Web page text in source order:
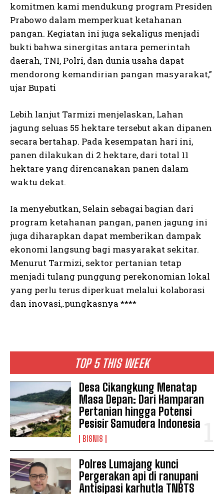
TOP 5 THIS WEEK
Desa Cikangkung Menatap
Masa Depan: Dari Hamparan
Pertanian hingga Potensi
Pesisir Samudera Indonesia
BISNIS
Polres Lumajang kunci
Pergerakan api di ranupani
Antisipasi karhutla TNBTS
komitmen kami mendukung program Presiden
Prabowo dalam memperkuat ketahanan
pangan. Kegiatan ini juga sekaligus menjadi
bukti bahwa sinergitas antara pemerintah
daerah, TNI, Polri, dan dunia usaha dapat
mendorong kemandirian pangan masyarakat,”
ujar Bupati
Lebih lanjut Tarmizi menjelaskan, Lahan
jagung seluas 55 hektare tersebut akan dipanen
secara bertahap. Pada kesempatan hari ini,
panen dilakukan di 2 hektare, dari total 11
hektare yang direncanakan panen dalam
waktu dekat.
Ia menyebutkan, Selain sebagai bagian dari
program ketahanan pangan, panen jagung ini
juga diharapkan dapat memberikan dampak
ekonomi langsung bagi masyarakat sekitar.
Menurut Tarmizi, sektor pertanian tetap
menjadi tulang punggung perekonomian lokal
yang perlu terus diperkuat melalui kolaborasi
dan inovasi,.pungkasnya ****